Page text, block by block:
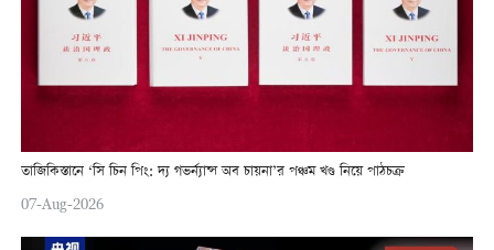
তাজিকিস্তানে ‘সি চিন পিং: দ্য গভর্ন্যান্স অব চায়না’র পঞ্চম খণ্ড নিয়ে পাঠচক্র
07-Aug-2026